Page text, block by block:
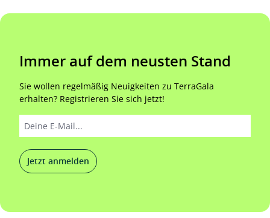
Immer auf dem neusten Stand
Sie wollen regelmäßig Neuigkeiten zu TerraGala
erhalten? Registrieren Sie sich jetzt!
Jetzt anmelden